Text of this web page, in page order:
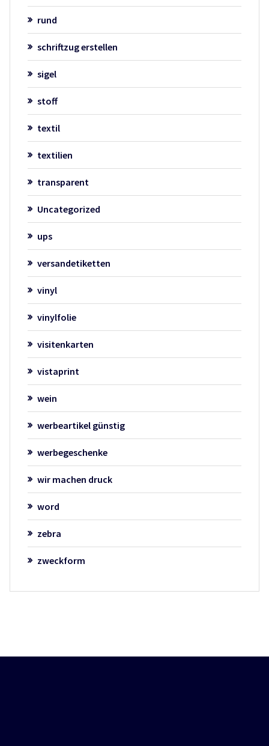
rund
schriftzug erstellen
sigel
stoff
textil
textilien
transparent
Uncategorized
ups
versandetiketten
vinyl
vinylfolie
visitenkarten
vistaprint
wein
werbeartikel günstig
werbegeschenke
wir machen druck
word
zebra
zweckform